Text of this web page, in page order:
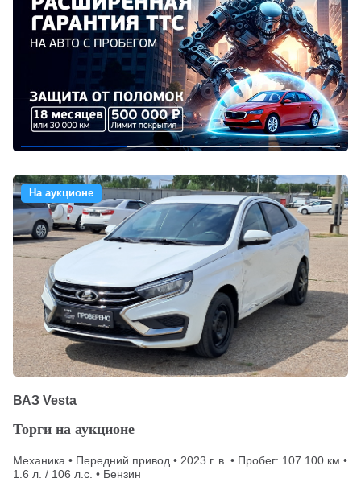
На аукционе
ВАЗ Vesta
Торги на аукционе
Механика • Передний привод • 2023 г. в. • Пробег: 107 100 км •
1.6 л. / 106 л.с. • Бензин